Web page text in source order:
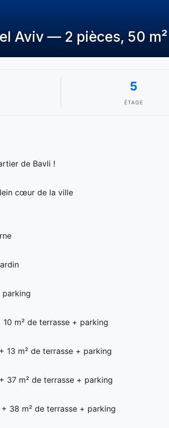
Aviv — 2 pièces, 50 m²
5
ÉTAGE
de Bavli !
cœur de la ville
parking
m² de terrasse + parking
13 m² de terrasse + parking
37 m² de terrasse + parking
38 m² de terrasse + parking